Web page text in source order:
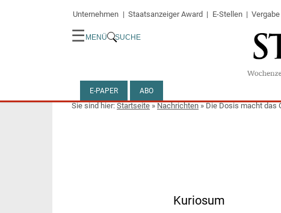
Unternehmen Staatsanzeiger Award E-Stellen Vergabe
☰ MENÜ SUCHE
E-PAPER ABO
Startseite»Nachrichten»Die Dosis macht das
Kuriosum